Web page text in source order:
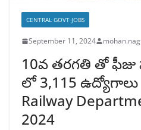
CENTRAL GOVT JOBS
September 11, 2024
10వ తరగతి తో ఫీజు
లో 3,115
Railway
2024